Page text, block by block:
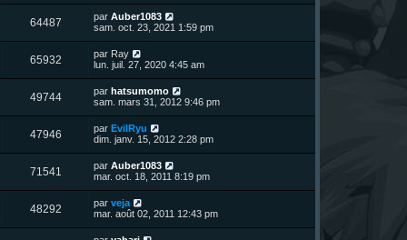
u
s
i
e
r
m
e
s
s
a
g
e
64487V
u
s
D
e
i
e
r
m
e
s
s
a
g
e
par Auber1083
sam. oct. 23, 2021 1:59 pm
65932V
u
s
D
e
i
e
r
m
e
s
s
a
g
e
par Ray
lun. juil. 27, 2020 4:45 am
49744V
u
D
e
i
e
r
m
e
s
s
a
g
e
par hatsumomo
sam. mars 31, 2012 9:46 pm
47946V
u
s
D
e
i
e
r
m
e
s
s
par EvilRyu
dim. janv. 15, 2012 2:28 pm
71541
u
D
e
i
e
r
par Auber1083
mar. oct. 18, 2011 8:19 pm
48292V
u
D
e
par veja
mar. août 02, 2011 12:43 pm